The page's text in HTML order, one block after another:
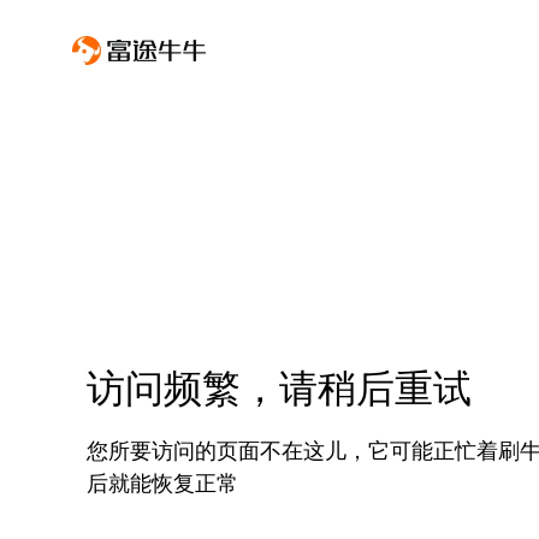
访问频繁，请稍后重试
您所要访问的页面不在这儿，它可能正忙着刷
后就能恢复正常